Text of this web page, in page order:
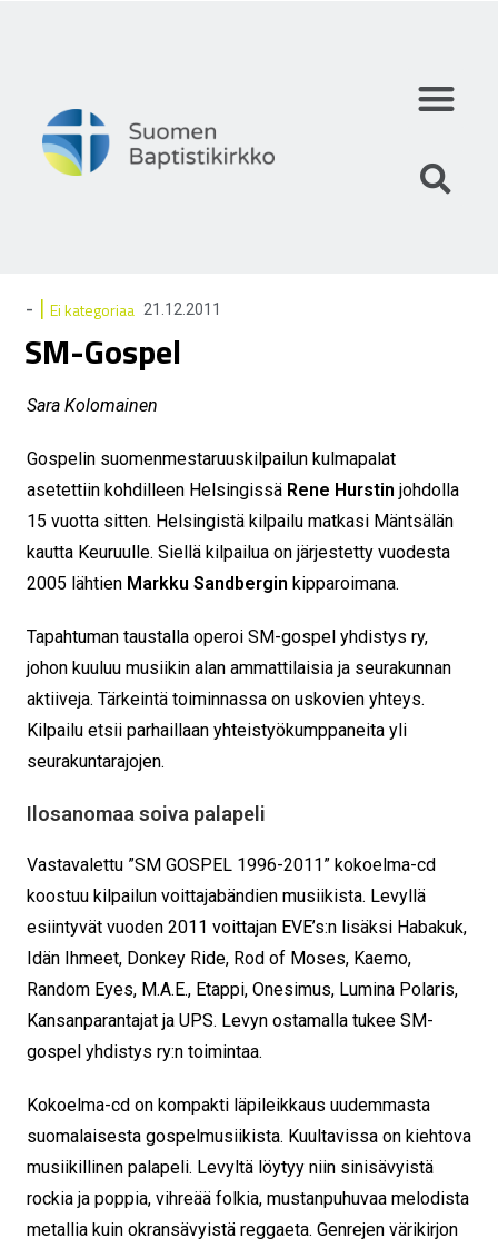
- | Ei kategoriaa 21.12.2011
SM-Gospel
Sara Kolomainen
Gospelin suomenmestaruuskilpailun kulmapalat
asetettiin kohdilleen Helsingissä Rene Hurstin johdolla
15 vuotta sitten. Helsingistä kilpailu matkasi Mäntsälän
kautta Keuruulle. Siellä kilpailua on järjestetty vuodesta
2005 lähtien Markku Sandbergin kipparoimana.
Tapahtuman taustalla operoi SM-gospel yhdistys ry,
johon kuuluu musiikin alan ammattilaisia ja seurakunnan
aktiiveja. Tärkeintä toiminnassa on uskovien yhteys.
Kilpailu etsii parhaillaan yhteistyökumppaneita yli
seurakuntarajojen.
Ilosanomaa soiva palapeli
Vastavalettu ”SM GOSPEL 1996-2011” kokoelma-cd
koostuu kilpailun voittajabändien musiikista. Levyllä
esiintyvät vuoden 2011 voittajan EVE’s:n lisäksi Habakuk,
Idän Ihmeet, Donkey Ride, Rod of Moses, Kaemo,
Random Eyes, M.A.E., Etappi, Onesimus, Lumina Polaris,
Kansanparantajat ja UPS. Levyn ostamalla tukee SM-
gospel yhdistys ry:n toimintaa.
Kokoelma-cd on kompakti läpileikkaus uudemmasta
suomalaisesta gospelmusiikista. Kuultavissa on kiehtova
musiikillinen palapeli. Levyltä löytyy niin sinisävyistä
rockia ja poppia, vihreää folkia, mustanpuhuvaa melodista
metallia kuin okransävyistä reggaeta. Genrejen värikirjon